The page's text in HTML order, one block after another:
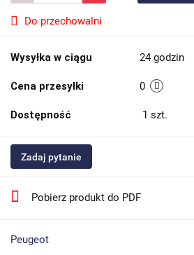
Do przechowalni
Wysyłka w ciągu 24 godzin
Cena przesyłki 0
Dostępność 1 szt.
Zadaj pytanie
Pobierz produkt do PDF
Peugeot